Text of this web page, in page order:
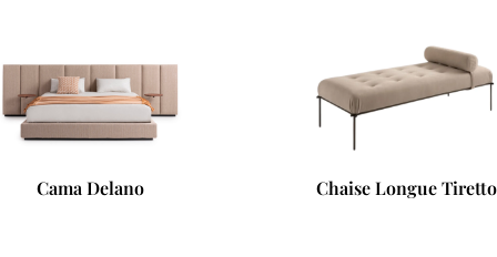
Chaise Longue Tiretto Mesa Lateral Bottini